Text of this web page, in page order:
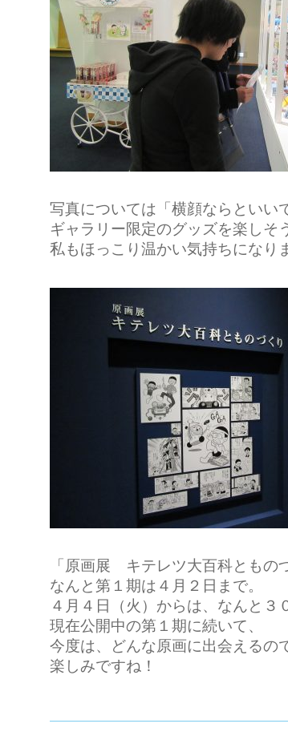
写真については「横顔ならといい
ギャラリー限定のグッズを楽しそ
私もほっこり温かい気持ちになり
「原画展 キテレツ大百科ともの
なんと第１期は４月２日まで。
４月４日（火）からは、なんと３
現在公開中の第１期に続いて、
今度は、どんな原画に出会えるの
楽しみですね！